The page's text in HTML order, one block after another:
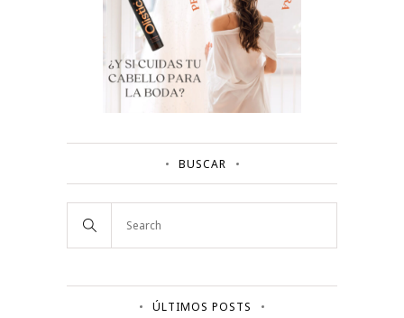
BUSCAR
ÚLTIMOS POSTS